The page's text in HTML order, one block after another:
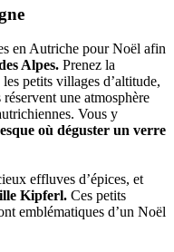
en Autriche pour Noël afin
Alpes. Prenez la
les petits villages d’altitude,
une atmosphère
Vous y
où déguster un verre
effluves d’épices, et
Kipferl. Ces petits
emblématiques d’un Noël